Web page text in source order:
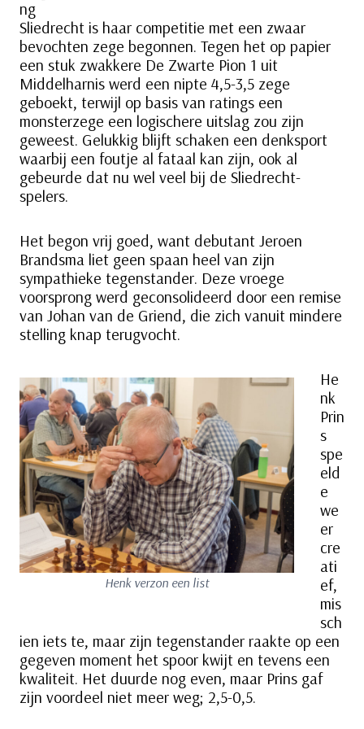
ng
Sliedrecht is haar competitie met een zwaar
bevochten zege begonnen. Tegen het op papier
een stuk zwakkere De Zwarte Pion 1 uit
Middelharnis werd een nipte 4,5-3,5 zege
geboekt, terwijl op basis van ratings een
monsterzege een logischere uitslag zou zijn
geweest. Gelukkig blijft schaken een denksport
waarbij een foutje al fataal kan zijn, ook al
gebeurde dat nu wel veel bij de Sliedrecht-
spelers.
Het begon vrij goed, want debutant Jeroen
Brandsma liet geen spaan heel van zijn
sympathieke tegenstander. Deze vroege
voorsprong werd geconsolideerd door een remise
van Johan van de Griend, die zich vanuit mindere
stelling knap terugvocht.
Henk verzon een list
He
nk
Prin
s
spe
eld
e
we
er
cre
ati
ef,
mis
sch
ien iets te, maar zijn tegenstander raakte op een
gegeven moment het spoor kwijt en tevens een
kwaliteit. Het duurde nog even, maar Prins gaf
zijn voordeel niet meer weg; 2,5-0,5.